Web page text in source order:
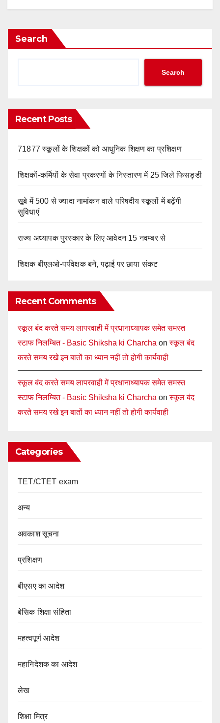
Search
Search
Recent Posts
71877 स्कूलों के शिक्षकों को आधुनिक शिक्षण का प्रशिक्षण
शिक्षकों-कर्मियों के सेवा प्रकरणों के निस्तारण में 25 जिले फिसड्डी
सूबे में 500 से ज्यादा नामांकन वाले परिषदीय स्कूलों में बढ़ेंगी
सुविधाएं
राज्य अध्यापक पुरस्कार के लिए आवेदन 15 नवम्बर से
शिक्षक बीएलओ-पर्यवेक्षक बने, पढ़ाई पर छाया संकट
Recent Comments
स्कूल बंद करते समय लापरवाही में प्रधानाध्यापक समेत समस्त
स्टाफ निलम्बित - Basic Shiksha ki Charcha onस्कूल बंद
करते समय रखे इन बातों का ध्यान नहीं तो होगी कार्यवाही
स्कूल बंद करते समय लापरवाही में प्रधानाध्यापक समेत समस्त
स्टाफ निलम्बित - Basic Shiksha ki Charcha onस्कूल बंद
करते समय रखे इन बातों का ध्यान नहीं तो होगी कार्यवाही
Categories
TET/CTET exam
अन्य
अवकाश सूचना
प्रशिक्षण
बीएसए का आदेश
बेसिक शिक्षा संहिता
महत्वपूर्ण आदेश
महानिदेशक का आदेश
लेख
शिक्षा मित्र